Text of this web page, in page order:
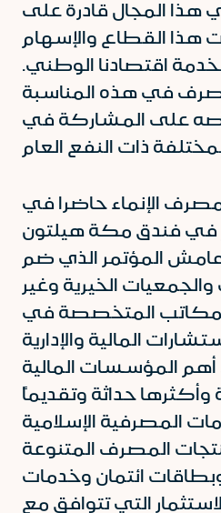
هذا المجال قادرة على
هذا القطاع والإسهام
اقتصادنا الوطني.
في هذه المناسبة
على المشاركة في
الإنماء حاضرا في
في فندق مكة هيلتون
المؤتمر الذي ضم
الخيرية وغير
المتخصصة في
المالية والإدارية
أهم المؤسسات المالية
حداثة وتقديماً
المصرفية الإسلامية
المصرف المتنوعة
ائتمان وخدمات
التي تتوافق مع